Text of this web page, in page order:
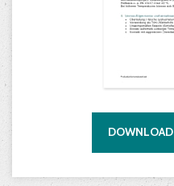
DOWNLOAD